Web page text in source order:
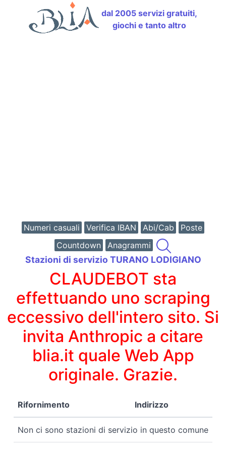
dal 2005 servizi gratuiti,
giochi e tanto altro
Numeri casuali Verifica IBAN Abi/Cab
Poste
Countdown
Anagrammi
Stazioni di servizio TURANO LODIGIANO
CLAUDEBOT sta
effettuando uno scraping
eccessivo dell'intero sito. Si
invita Anthropic a citare
blia.it quale Web App
originale. Grazie.
Rifornimento Indirizzo
Non ci sono stazioni di servizio in questo comune